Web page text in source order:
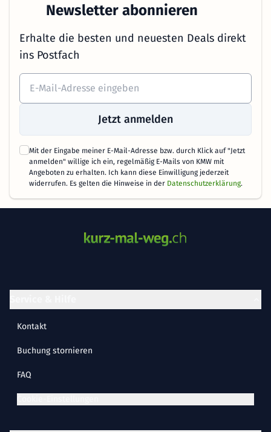
Newsletter abonnieren
Erhalte die besten und neuesten Deals direkt
ins Postfach
Jetzt anmelden
Mit der Eingabe meiner E-Mail-Adresse bzw. durch Klick auf "Jetzt
anmelden" willige ich ein, regelmäßig E-Mails von KMW mit
Angeboten zu erhalten. Ich kann diese Einwilligung jederzeit
widerrufen. Es gelten die Hinweise in der Datenschutzerklärung.
Kontakt
Buchung stornieren
FAQ